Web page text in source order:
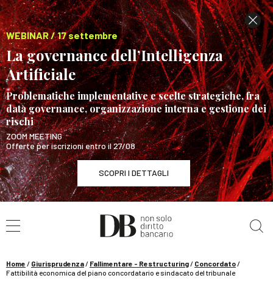
WEBINAR / 17 settembre
La governance dell’Intelligenza
Artificiale
Problematiche implementative e scelte strategiche, fra
data governance, organizzazione interna e gestione dei
rischi
ZOOM MEETING
Offerte per iscrizioni entro il 27/08
SCOPRI I DETTAGLI
WEBINAR / 17 settembre
La governance dell’Intelligenza Artificiale
Home / Giurisprudenza/ Fallimentare - Restructuring/ Concordato/
Fattibilità economica del piano concordatario e sindacato del tribunale